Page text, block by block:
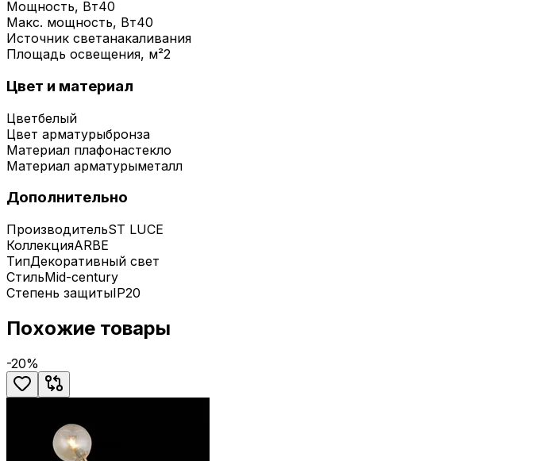
Мощность, Вт40
Макс. мощность, Вт40
Источник светанакаливания
Площадь освещения, м²2
Цвет и материал
Цветбелый
Цвет арматурыбронза
Материал плафонастекло
Материал арматурыметалл
Дополнительно
ПроизводительST LUCE
КоллекцияARBE
ТипДекоративный свет
СтильMid-century
Степень защитыIP20
Похожие товары
-20%